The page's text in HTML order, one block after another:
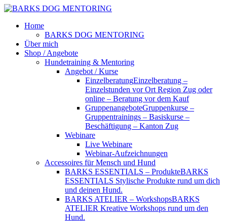
Home
BARKS DOG MENTORING
Über mich
Shop / Angebote
Hundetraining & Mentoring
Angebot / Kurse
EinzelberatungEinzelberatung –
Einzelstunden vor Ort Region Zug oder
online – Beratung vor dem Kauf
GruppenangeboteGruppenkurse –
Gruppentrainings – Basiskurse –
Beschäftigung – Kanton Zug
Webinare
Live Webinare
Webinar-Aufzeichnungen
Accessoires für Mensch und Hund
BARKS ESSENTIALS – ProdukteBARKS
ESSENTIALS Stylische Produkte rund um dich
und deinen Hund.
BARKS ATELIER – WorkshopsBARKS
ATELIER Kreative Workshops rund um den
Hund.